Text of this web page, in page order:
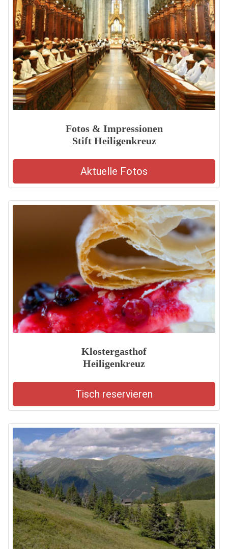
Fotos & Impressionen
Stift Heiligenkreuz
Aktuelle Fotos
Klostergasthof
Heiligenkreuz
Tisch reservieren